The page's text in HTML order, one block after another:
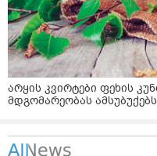
არყის კვირტები ფეხის
მდგომარეობას ამსუბუქებს